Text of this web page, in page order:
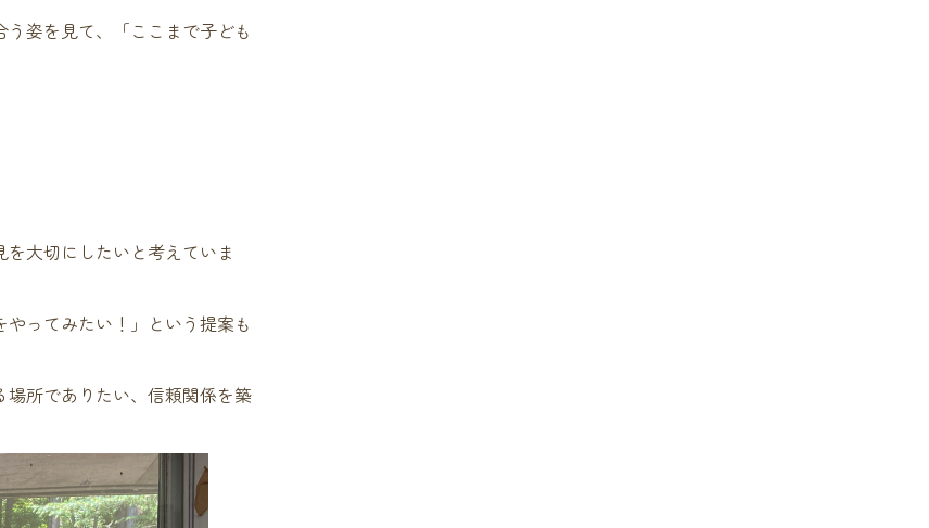
姿を見て、「ここまで子ども
大切にしたいと考えていま
ってみたい！」という提案も
所でありたい、信頼関係を築